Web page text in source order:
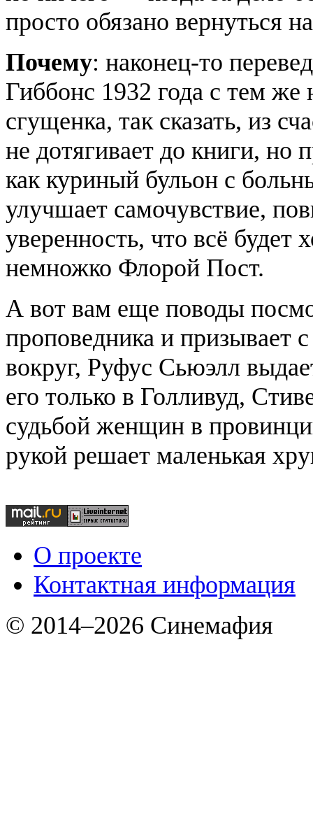
просто обязано вернуться
Почему: наконец-то
Гиббонс 1932 года с тем же
сгущенка, так сказать, из
не дотягивает до книги, но
как куриный бульон с
улучшает самочувствие,
уверенность, что всё будет
немножко Флорой Пост.
А вот вам еще поводы
проповедника и призывает
вокруг, Руфус Cьюэлл
его только в Голливуд,
судьбой женщин в
рукой решает маленькая
О проекте
Контактная информация
© 2014–2026 Синемафия